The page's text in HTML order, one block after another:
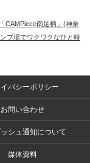
CAMPiece南足柄」(神奈
プ場でワクワクなひと時
バシーポリシー
お問い合わせ
シュ通知について
媒体資料